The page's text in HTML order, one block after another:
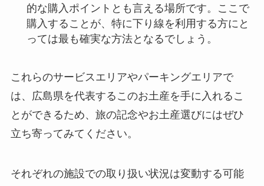
的な購入ポイントとも言える場所です。ここで
購入することが、特に下り線を利用する方にと
っては最も確実な方法となるでしょう。
これらのサービスエリアやパーキングエリアで
は、広島県を代表するこのお土産を手に入れるこ
とができるため、旅の記念やお土産選びにはぜひ
立ち寄ってみてください。
それぞれの施設での取り扱い状況は変動する可能